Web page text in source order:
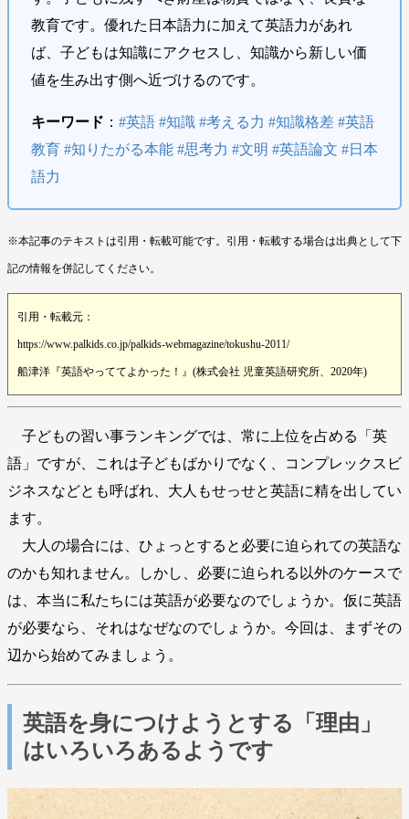
教育です。優れた日本語力に加えて英語力があれ
ば、子どもは知識にアクセスし、知識から新しい価
値を生み出す側へ近づけるのです。
キーワード ： #英語 #知識 #考える力 #知識格差 #英語
教育 #知りたがる本能 #思考力 #文明 #英語論文 #日本
語力
※本記事のテキストは引用・転載可能です。引用・転載する場合は出典として下
記の情報を併記してください。
引用・転載元：
https://www.palkids.co.jp/palkids-webmagazine/tokushu-2011/
船津洋『英語やっててよかった！』(株式会社 児童英語研究所、2020年)
子どもの習い事ランキングでは、常に上位を占める「英
語」ですが、これは子どもばかりでなく、コンプレックスビ
ジネスなどとも呼ばれ、大人もせっせと英語に精を出してい
ます。
大人の場合には、ひょっとすると必要に迫られての英語な
のかも知れません。しかし、必要に迫られる以外のケースで
は、本当に私たちには英語が必要なのでしょうか。仮に英語
が必要なら、それはなぜなのでしょうか。今回は、まずその
辺から始めてみましょう。
英語を身につけようとする「理由」
はいろいろあるようです